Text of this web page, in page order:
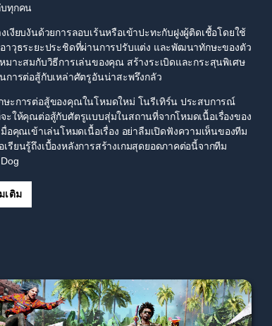
บทุกคน
เงียบงันด้วยการลอบเร้นหรือเข้าปะทะกับฝูงผู้ติดเชื้อโดยใช้
าวุธระยะประชิดที่ผ่านการปรับแต่ง และพัฒนาทักษะของตัว
หมาะสมกับวิธีการเล่นของคุณ สร้างระเบิดและกระสุนพิเศษ
การต่อสู้กับเหล่าศัตรูอันน่าสะพรึงกลัว
ษะการต่อสู้ของคุณในโหมดใหม่ โนรีเทิร์น ประสบการณ์
ะให้คุณต่อสู้กับศัตรูแบบสุ่มในสถานที่จากโหมดเนื้อเรื่องของ
มื่อคุณเข้าเล่นโหมดเนื้อเรื่อง อย่าลืมเปิดฟังความเห็นของทีม
รียนรู้ถึงเบื้องหลังการสร้างเกมสุดยอดภาคต่อนี้จากทีม
เติม